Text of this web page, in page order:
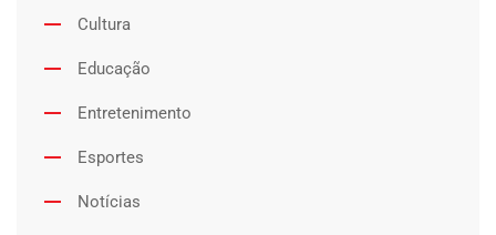
Cultura
Educação
Entretenimento
Esportes
Notícias